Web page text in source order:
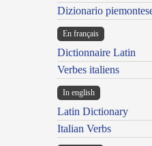
Dizionario
En français
Dictionnaire Latin
Verbes italiens
In english
Latin Dictionary
Italian Verbs